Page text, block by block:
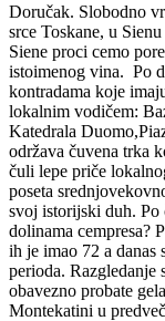
Doručak. Slobodno
srce Toskane, u
Siene proci cemo
istoimenog vina. Po
kontradama koje
lokalnim vodičem:
Katedrala
održava čuvena trka
čuli lepe priče
poseta
svoj istorijski duh. Po
dolinama cempresa?
ih je imao 72 a danas
perioda. Razgledanje
obavezno probate
Montekatini u